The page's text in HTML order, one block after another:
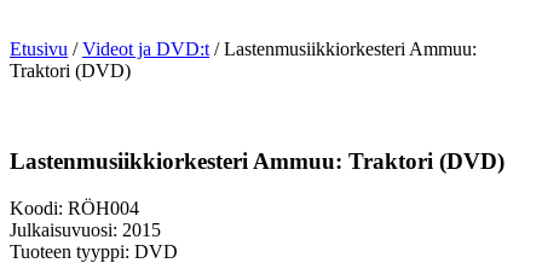
Etusivu /Videot ja DVD:t/ Lastenmusiikkiorkesteri Ammuu:
Traktori (DVD)
Lastenmusiikkiorkesteri Ammuu: Traktori (DVD)
Koodi: RÖH004
Julkaisuvuosi: 2015
Tuoteen tyyppi: DVD